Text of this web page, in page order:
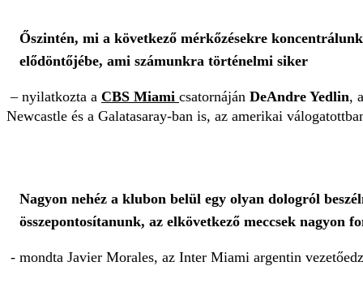
Őszintén, mi a következő mérkőzésekre
elődöntőjébe, ami számunkra történelmi siker
– nyilatkozta a CBS Miami csatornáján DeAndre Yedlin,
Newcastle és a Galatasaray-ban is, az amerikai
Nagyon nehéz a klubon belül egy olyan dologról
összepontosítanunk, az elkövetkező meccsek nagyon
- mondta Javier Morales, az Inter Miami argentin